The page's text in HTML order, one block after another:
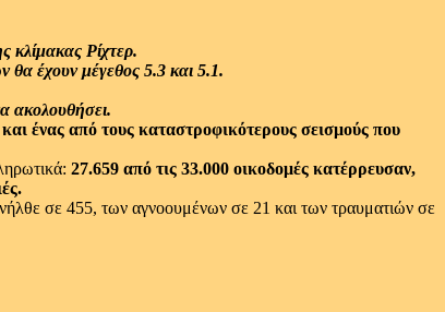
κλίμακας Ρίχτερ.
θα έχουν μέγεθος 5.3 και 5.1.
ακολουθήσει.
ένας από τους καταστροφικότερους σεισμούς που
27.659 από τις 33.000 οικοδομές κατέρρευσαν,
σε 455, των αγνοουμένων σε 21 και των τραυματιών σε